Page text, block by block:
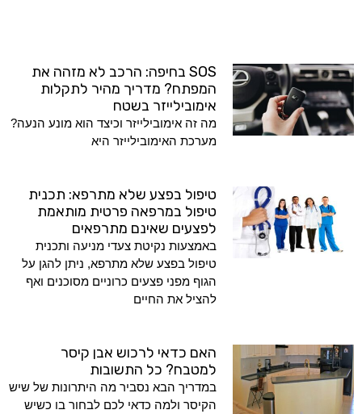
SOS בחיפה: הרכב לא מזהה את
המפתח? מדריך מהיר לתקלות
אימובילייזר בשטח
מה זה אימובילייזר וכיצד הוא מונע הנעה?
מערכת האימובילייזר היא
טיפול בפצע שלא מתרפא: תכנית
טיפול במרפאה פרטית מותאמת
לפצעים שאינם מתרפאים
באמצעות נקיטת צעדי מניעה ותכנית
טיפול בפצע שלא מתרפא, ניתן להגן על
הגוף מפני פצעים כרוניים מסוכנים ואף
להציל את החיים
האם כדאי לרכוש אבן קיסר
למטבח? כל התשובות
במדריך הבא נסביר מה היתרונות של שיש
הקיסר ולמה כדאי לכם לבחור בו כשיש